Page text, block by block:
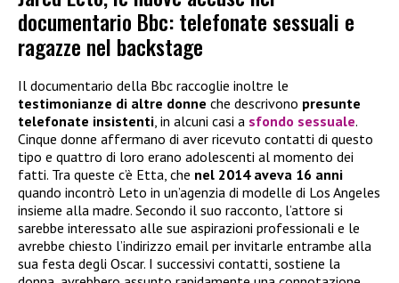
documentario Bbc: telefonate sessuali e
ragazze nel backstage
Il documentario della Bbc raccoglie inoltre le
testimonianze di altre donne che descrivono presunte
telefonate insistenti, in alcuni casi a sfondo sessuale.
Cinque donne affermano di aver ricevuto contatti di questo
tipo e quattro di loro erano adolescenti al momento dei
fatti. Tra queste c’è Etta, che nel 2014 aveva 16 anni
quando incontrò Leto in un’agenzia di modelle di Los Angeles
insieme alla madre. Secondo il suo racconto, l’attore si
sarebbe interessato alle sue aspirazioni professionali e le
avrebbe chiesto l’indirizzo email per invitarle entrambe alla
sua festa degli Oscar. I successivi contatti, sostiene la